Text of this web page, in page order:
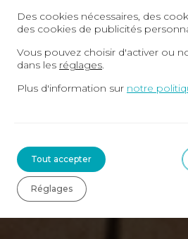
Des cookies nécessaires, des
des cookies de publicités
Vous pouvez choisir d'activer ou
dans les réglages.
Plus d'information sur notre
Tout accepter
Réglages